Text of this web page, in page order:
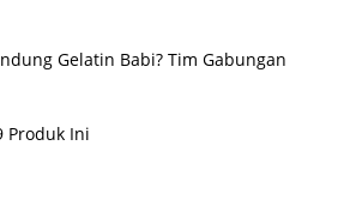
Gelatin Babi? Tim Gabungan
Produk Ini